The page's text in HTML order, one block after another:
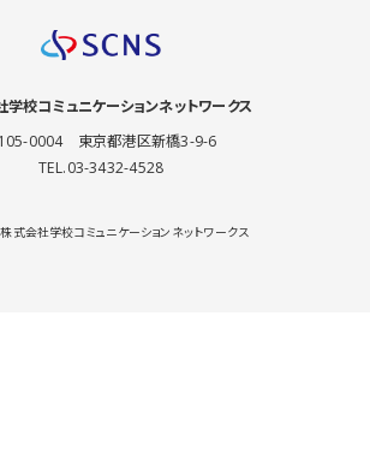
学校コミュニケーションネットワークス
0004 東京都港区新橋3-9-6
TEL.03-3432-4528
式会社学校コミュニケーションネットワークス